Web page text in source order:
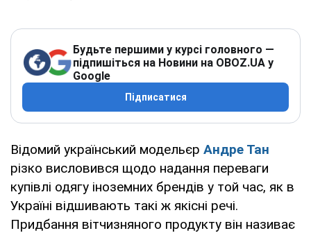
Будьте першими у курсі головного —
підпишіться на Новини на OBOZ.UA у
Google
Підписатися
Відомий український модельєр Андре Тан
різко висловився щодо надання переваги
купівлі одягу іноземних брендів у той час, як в
Україні відшивають такі ж якісні речі.
Придбання вітчизняного продукту він називає